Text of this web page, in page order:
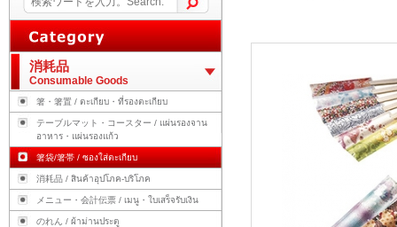
消耗品
Consumable Goods
箸・箸置 / ตะเกียบ・ที่รองตะเกียบ
テーブルマット・コースター / แผ่นรองจาน
อาหาร・แผ่นรองแก้ว
箸袋/箸帯 / ซองใส่ตะเกียบ
消耗品 / สินค้าอุปโภค-บริโภค
メニュー・会計伝票 / เมนู・ใบเสร็จรับเงิน
のれん / ผ้าม่านประตู